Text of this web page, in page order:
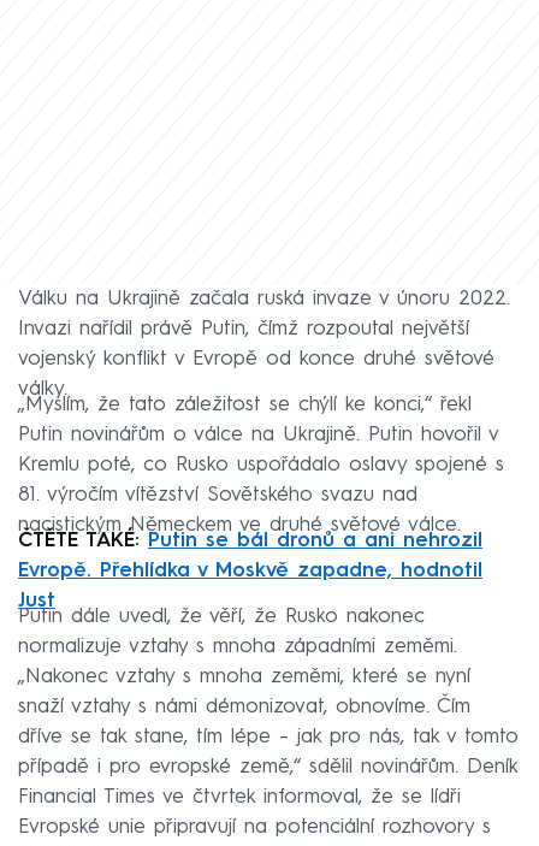
Válku na Ukrajině začala ruská invaze v únoru 2022.
Invazi nařídil právě Putin, čímž rozpoutal největší
vojenský konflikt v Evropě od konce druhé světové
války.
„Myslím, že tato záležitost se chýlí ke konci,“ řekl
Putin novinářům o válce na Ukrajině. Putin hovořil v
Kremlu poté, co Rusko uspořádalo oslavy spojené s
81. výročím vítězství Sovětského svazu nad
nacistickým Německem ve druhé světové válce.
ČTĚTE TAKÉ:
Putin se bál dronů a ani nehrozil
Evropě. Přehlídka v Moskvě zapadne, hodnotil
Just
Putin dále uvedl, že věří, že Rusko nakonec
normalizuje vztahy s mnoha západními zeměmi.
„Nakonec vztahy s mnoha zeměmi, které se nyní
snaží vztahy s námi démonizovat, obnovíme. Čím
dříve se tak stane, tím lépe – jak pro nás, tak v tomto
případě i pro evropské země,“ sdělil novinářům. Deník
Financial Times ve čtvrtek informoval, že se lídři
Evropské unie připravují na potenciální rozhovory s